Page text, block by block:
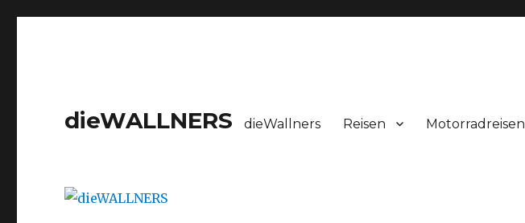
dieWALLNERS dieWallners Reisen Motorradreisen